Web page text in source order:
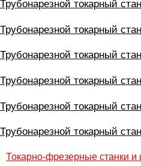
Трубонарезной токарный
Трубонарезной токарный
Трубонарезной токарный
Трубонарезной токарный
Трубонарезной токарный
Трубонарезной токарный
Токарно-фрезерные станки